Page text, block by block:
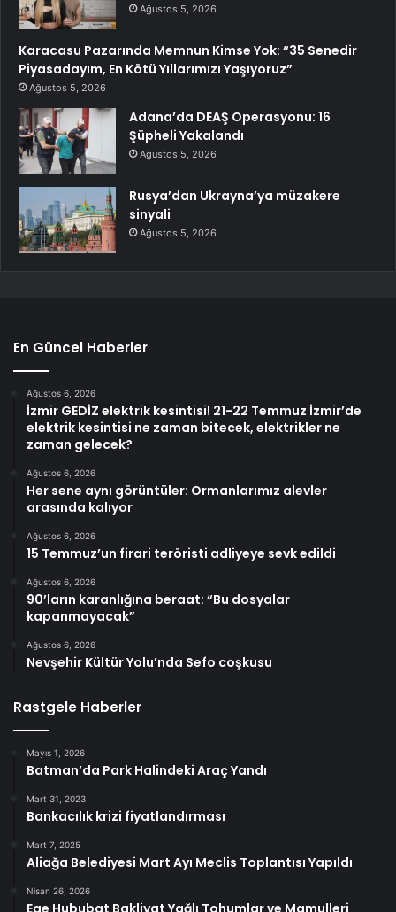
Ağustos 5, 2026
Karacasu Pazarında Memnun Kimse Yok: “35 Senedir
Piyasadayım, En Kötü Yıllarımızı Yaşıyoruz”
Ağustos 5, 2026
Adana’da DEAŞ Operasyonu: 16
Şüpheli Yakalandı
Ağustos 5, 2026
Rusya’dan Ukrayna’ya müzakere
sinyali
Ağustos 5, 2026
En Güncel Haberler
Ağustos 6, 2026
İzmir GEDİZ elektrik kesintisi! 21-22 Temmuz İzmir’de
elektrik kesintisi ne zaman bitecek, elektrikler ne
zaman gelecek?
Ağustos 6, 2026
Her sene aynı görüntüler: Ormanlarımız alevler
arasında kalıyor
Ağustos 6, 2026
15 Temmuz’un firari teröristi adliyeye sevk edildi
Ağustos 6, 2026
90’ların karanlığına beraat: “Bu dosyalar
kapanmayacak”
Ağustos 6, 2026
Nevşehir Kültür Yolu’nda Sefo coşkusu
Rastgele Haberler
Mayıs 1, 2026
Batman’da Park Halindeki Araç Yandı
Mart 31, 2023
Bankacılık krizi fiyatlandırması
Mart 7, 2025
Aliağa Belediyesi Mart Ayı Meclis Toplantısı Yapıldı
Nisan 26, 2026
Ege Hububat Bakliyat Yağlı Tohumlar ve Mamulleri